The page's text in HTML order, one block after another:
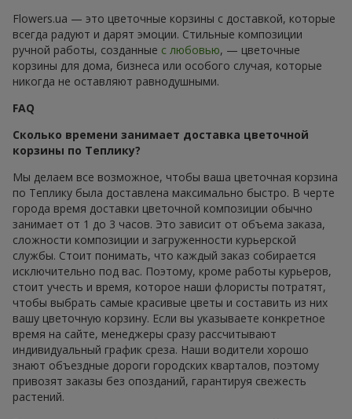
Flowers.ua — это цветочные корзины с доставкой, которые
всегда радуют и дарят эмоции. Стильные композиции
ручной работы, созданные с любовью, — цветочные
корзины для дома, бизнеса или особого случая, которые
никогда не оставляют равнодушными.
FAQ
Сколько времени занимает доставка цветочной
корзины по Теплику?
Мы делаем все возможное, чтобы ваша цветочная корзина
по Теплику была доставлена максимально быстро. В черте
города время доставки цветочной композиции обычно
занимает от 1 до 3 часов. Это зависит от объема заказа,
сложности композиции и загруженности курьерской
службы. Стоит понимать, что каждый заказ собирается
исключительно под вас. Поэтому, кроме работы курьеров,
стоит учесть и время, которое наши флористы потратят,
чтобы выбрать самые красивые цветы и составить из них
вашу цветочную корзину. Если вы указываете конкретное
время на сайте, менеджеры сразу рассчитывают
индивидуальный график среза. Наши водители хорошо
знают объездные дороги городских кварталов, поэтому
привозят заказы без опозданий, гарантируя свежесть
растений.